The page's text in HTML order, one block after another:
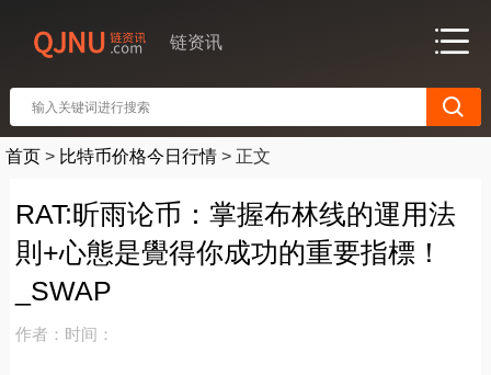
链资讯
首页 > 比特币价格今日行情 > 正文
RAT:昕雨论币：掌握布林线的運用法
則+心態是覺得你成功的重要指標！
_SWAP
作者： 时间：